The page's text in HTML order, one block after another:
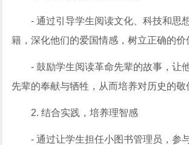
- 通过引导学生阅读文化、科技和思
籍，深化他们的爱国情感，树立正确的价
- 鼓励学生阅读革命先辈的故事，让
先辈的奉献与牺牲，从而培养对历史的敬
2. 结合实践，培养理智感
- 通过让学生担任小图书管理员，参